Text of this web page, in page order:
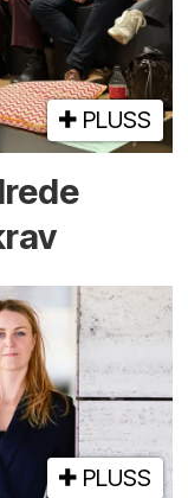
PLUSS
PLUSS